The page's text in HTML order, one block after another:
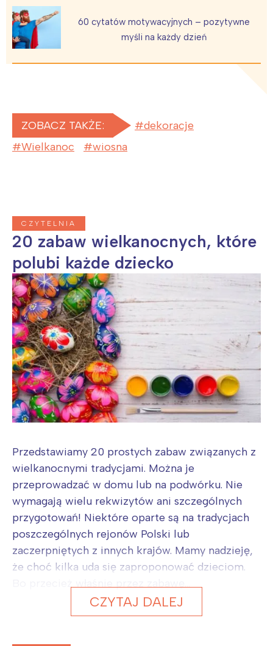
60 cytatów motywacyjnych – pozytywne
myśli na każdy dzień
ZOBACZ TAKŻE:
dekoracje
Wielkanoc
wiosna
CZYTELNIA
20 zabaw wielkanocnych, które
polubi każde dziecko
Przedstawiamy 20 prostych zabaw związanych z
wielkanocnymi tradycjami. Można je
przeprowadzać w domu lub na podwórku. Nie
wymagają wielu rekwizytów ani szczególnych
przygotowań! Niektóre oparte są na tradycjach
poszczególnych rejonów Polski lub
zaczerpniętych z innych krajów. Mamy nadzieję,
że choć kilka uda się zaproponować dzieciom.
CZYTAJ DALEJ
Warszawa
Łódź
Wrocław
Kraków
Wszystkie